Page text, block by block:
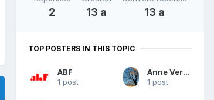
2 13 a 13 a
TOP POSTERS IN THIS TOPIC
ABF
1 post
Anne Verneuil
1 post